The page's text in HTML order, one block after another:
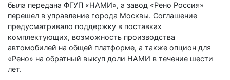
была передана ФГУП «НАМИ», а завод «Рено Россия»
перешел в управление города Москвы. Соглашение
предусматривало поддержку в поставках
комплектующих, возможность производства
автомобилей на общей платформе, а также опцион для
«Рено» на обратный выкуп доли НАМИ в течение шести
лет.